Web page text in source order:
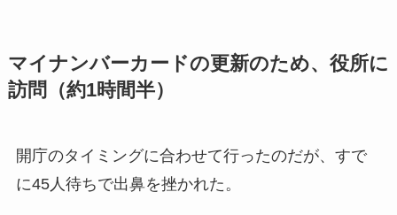
マイナンバーカードの更新のため、役所に
訪問（約1時間半）
開庁のタイミングに合わせて行ったのだが、すで
に45人待ちで出鼻を挫かれた。